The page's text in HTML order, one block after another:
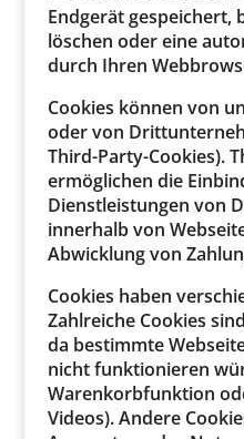
Endgerät gespeichert,
löschen oder eine
durch Ihren
Cookies können von
oder von
Third-Party-Cookies).
ermöglichen die
Dienstleistungen von
innerhalb von
Abwicklung von
Cookies haben
Zahlreiche Cookies
da bestimmte
nicht funktionieren
Warenkorbfunktion
Videos). Andere